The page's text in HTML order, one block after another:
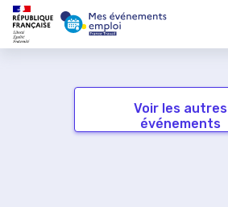
Voir les autres
événements